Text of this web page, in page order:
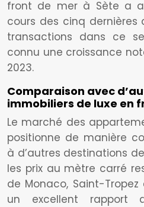
front de mer à Sète a
cours des cinq dernières
transactions dans ce
connu une croissance
2023.
Comparaison avec
immobiliers de luxe en
Le marché des
positionne de manière
à d’autres destinations
les prix au mètre carré
de Monaco, Saint-
un excellent rapport